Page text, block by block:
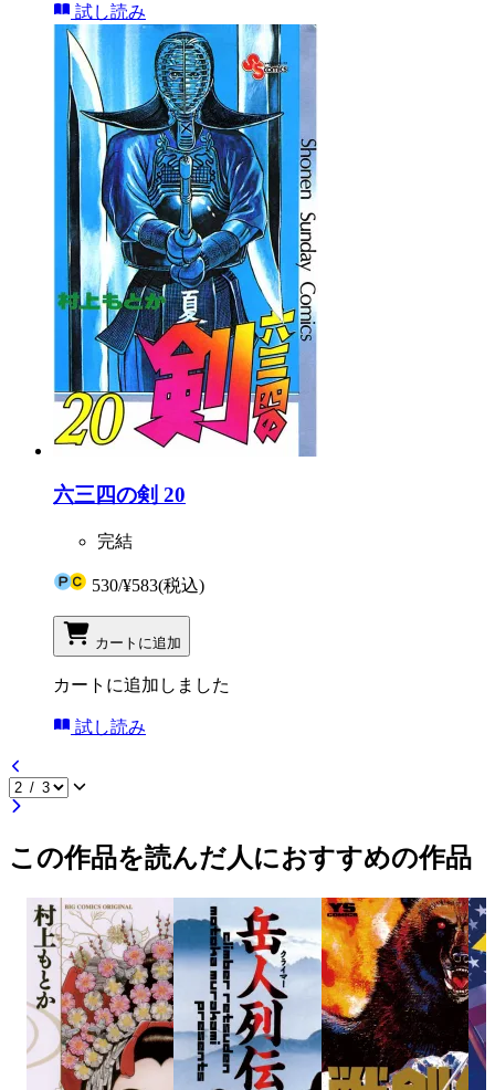
試し読み
六三四の剣 20
完結
530/¥583(税込)
カートに追加
カートに追加しました
試し読み
この作品を読んだ人におすすめの作品